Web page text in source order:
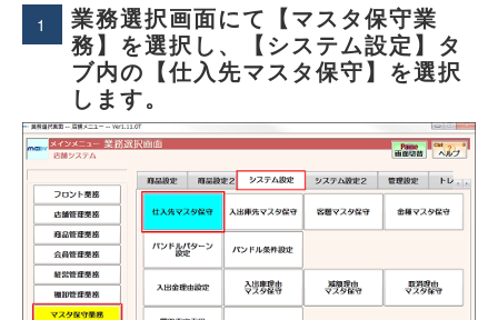
1
業務選択画面にて【マスタ保守業
務】を選択し、【システム設定】タ
ブ内の【仕入先マスタ保守】を選択
します。